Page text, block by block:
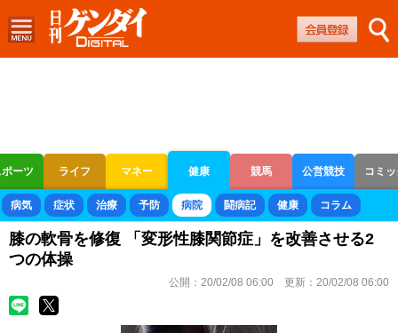
ーツ ライフ マネー 健康 競馬 公営競技 コミ
ボートレース 競輪 オートレース
病気 症状 治療 予防 病院 闘病記 健康 コラム
膝の軟骨を修復 「変形性膝関節症」を改善させる2
つの体操
公開： 20/02/08 06:00 更新： 20/02/08 06:00